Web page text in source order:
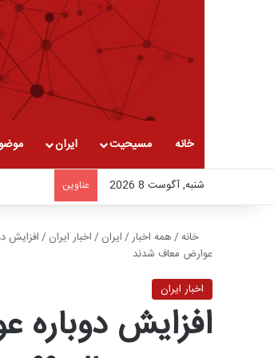
خانه مسیحیت ایران
شنبه, آگوست 8 2026 عناوین
خانه/همه اخبار/ایران /اخبار ایران /
عوارض معاف شدند
اخبار ایران
افزایش دوباره